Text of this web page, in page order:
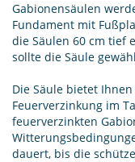
Gabionensäulen
Fundament mit
die Säulen 60 cm tief
sollte die Säule
Die Säule bietet
Feuerverzinkung im
feuerverzinkten
dauert, bis die